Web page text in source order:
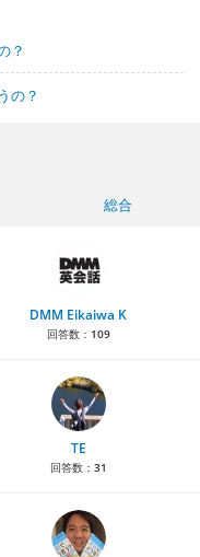
？
の？
総合
DMM Eikaiwa K
回答数： 109
TE
回答数： 31